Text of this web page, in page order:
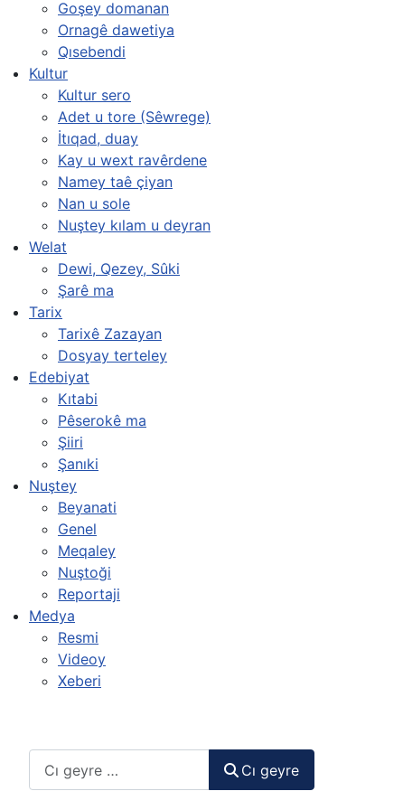
Goşey domanan
Ornagê dawetiya
Qısebendi
Kultur
Kultur sero
Adet u tore (Sêwrege)
İtıqad, duay
Kay u wext ravêrdene
Namey taê çiyan
Nan u sole
Nuştey kılam u deyran
Welat
Dewi, Qezey, Sûki
Şarê ma
Tarix
Tarixê Zazayan
Dosyay terteley
Edebiyat
Kıtabi
Pêserokê ma
Şiiri
Şanıki
Nuştey
Beyanati
Genel
Meqaley
Nuştoği
Reportaji
Medya
Resmi
Videoy
Xeberi
Cı geyre